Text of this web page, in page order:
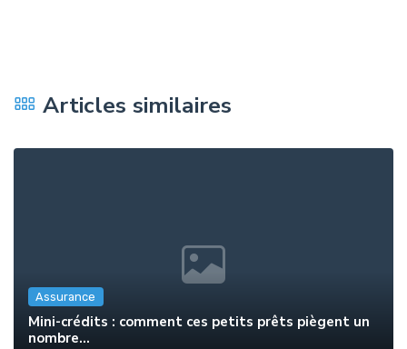
Articles similaires
Assurance
Mini-crédits : comment ces petits prêts piègent un
nombre...